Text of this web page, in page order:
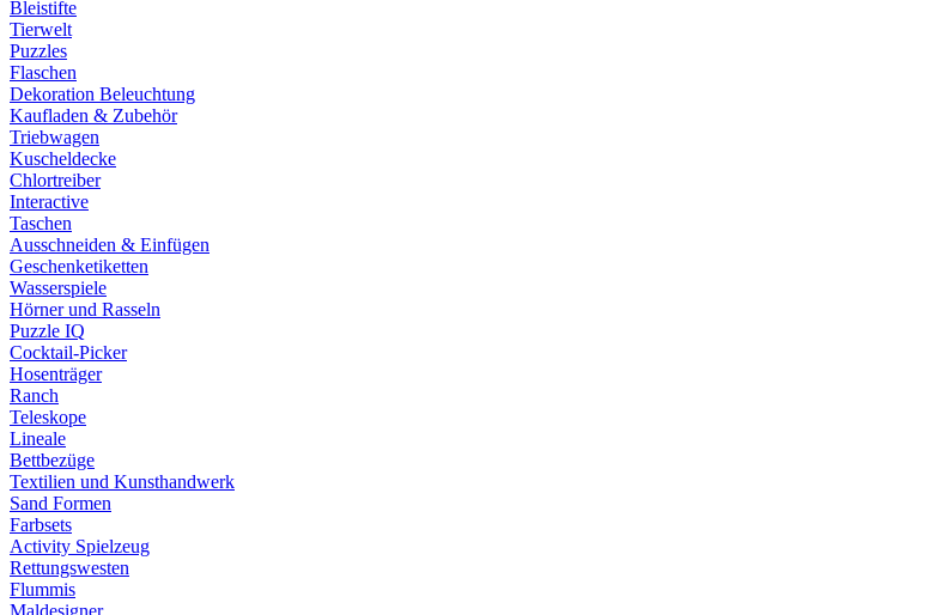
Bleistifte
Tierwelt
Puzzles
Flaschen
Dekoration Beleuchtung
Kaufladen & Zubehör
Triebwagen
Kuscheldecke
Chlortreiber
Interactive
Taschen
Ausschneiden & Einfügen
Geschenketiketten
Wasserspiele
Hörner und Rasseln
Puzzle IQ
Cocktail-Picker
Hosenträger
Ranch
Teleskope
Lineale
Bettbezüge
Textilien und Kunsthandwerk
Sand Formen
Farbsets
Activity Spielzeug
Rettungswesten
Flummis
Maldesigner